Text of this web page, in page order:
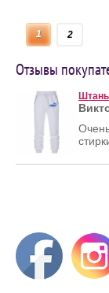
1 2
Отзывы